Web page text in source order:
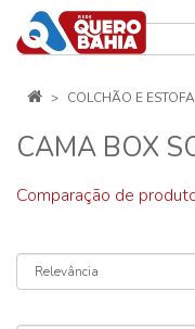
COLCHÃO E
CAMA BOX
Comparação de